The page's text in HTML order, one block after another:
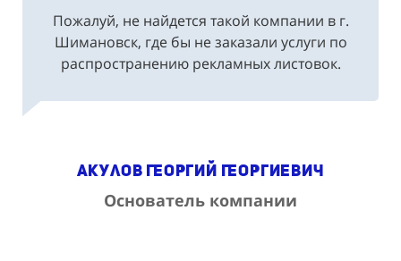
распространению рекламных листовок.
Основатель компании